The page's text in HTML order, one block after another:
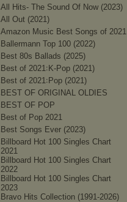
All Hits- The Sound Of Now (2023)
All Out (2021)
Amazon Music Best Songs of 2021
Ballermann Top 100 (2022)
Best 80s Ballads (2025)
Best of 2021꞉K-Pop (2021)
Best of 2021꞉Pop (2021)
BEST OF ORIGINAL OLDIES
BEST OF POP
Best of Pop 2021
Best Songs Ever (2023)
Billboard Hot 100 Singles Chart
2021
Billboard Hot 100 Singles Chart
2022
Billboard Hot 100 Singles Chart
2023
Bravo Hits Collection (1991-2026)